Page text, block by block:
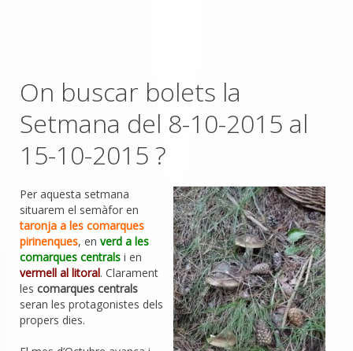
On buscar bolets la
Setmana del 8-10-2015 al
15-10-2015 ?
Per aquesta setmana
situarem el semàfor en
taronja a les comarques
pirinenques, en verd a les
comarques centrals i en
vermell al litoral. Clarament
les comarques centrals
seran les protagonistes dels
propers dies.